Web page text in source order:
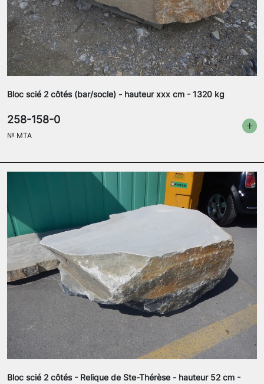
Bloc scié 2 côtés (bar/socle) - hauteur xxx cm - 1320 kg
258-158-0
№ MTA
Bloc scié 2 côtés - Relique de Ste-Thérèse - hauteur 52 cm -